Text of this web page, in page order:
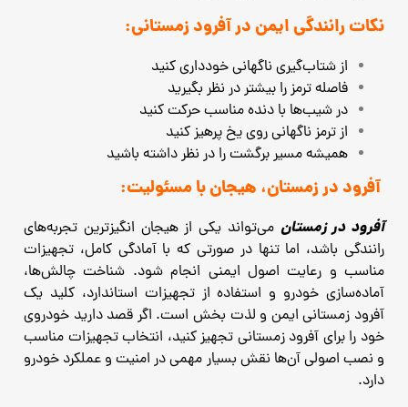
نکات رانندگی ایمن در آفرود زمستانی:
از شتاب‌گیری ناگهانی خودداری کنید
فاصله ترمز را بیشتر در نظر بگیرید
در شیب‌ها با دنده مناسب حرکت کنید
از ترمز ناگهانی روی یخ پرهیز کنید
همیشه مسیر برگشت را در نظر داشته باشید
آفرود در زمستان، هیجان با مسئولیت:
آفرود در زمستان می‌تواند یکی از هیجان‌ انگیزترین تجربه‌های
رانندگی باشد، اما تنها در صورتی که با آمادگی کامل، تجهیزات
مناسب و رعایت اصول ایمنی انجام شود. شناخت چالش‌ها،
آماده‌سازی خودرو و استفاده از تجهیزات استاندارد، کلید یک
آفرود زمستانی ایمن و لذت‌ بخش است. اگر قصد دارید خودروی
خود را برای آفرود زمستانی تجهیز کنید، انتخاب تجهیزات مناسب
و نصب اصولی آن‌ها نقش بسیار مهمی در امنیت و عملکرد خودرو
دارد.